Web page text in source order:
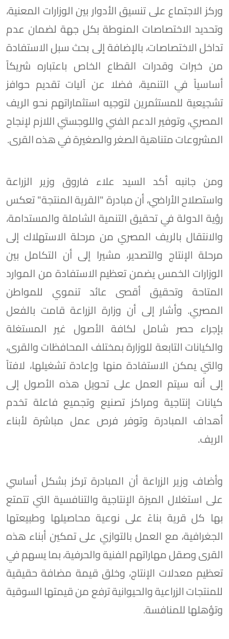
وركز الاجتماع على تنسيق الأدوار بين الوزارات المعنية،
وتحديد الاختصاصات المنوطة بكل جهة لضمان عدم
تداخل الاختصاصات، بالإضافة إلى بحث سبل الاستفادة
من خبرات وقدرات القطاع الخاص باعتباره شريكاً
أساسياً في التنمية، فضلا عن آليات تقديم حوافز
تشجيعية للمستثمرين لتوجيه استثماراتهم نحو الريف
المصري، وتوفير الدعم الفني واللوجستي اللازم لإنجاح
المشروعات متناهية الصغر والصغيرة في هذه القرى.
ومن جانبه أكد السيد علاء فاروق وزير الزراعة
واستصلاح الأراضي، أن مبادرة "القرية المنتجة" تعكس
رؤية الدولة في تحقيق التنمية الشاملة والمستدامة،
والانتقال بالريف المصري من مرحلة الاستهلاك إلى
مرحلة الإنتاج والتصدير، مشيرا إلى أن التكامل بين
الوزارات الخمس يضمن تعظيم الاستفادة من الموارد
المتاحة وتحقيق أقصى عائد تنموي للمواطن
المصري. وأشار إلى أن وزارة الزراعة قامت بالفعل
بإجراء حصر شامل لكافة الأصول غير المستغلة
والكيانات التابعة للوزارة بمختلف المحافظات والقرى،
والتي يمكن الاستفادة منها وإعادة تشغيلها، لافتاً
إلى أنه سيتم العمل على تحويل هذه الأصول إلى
كيانات إنتاجية ومراكز تصنيع وتجميع فاعلة تخدم
أهداف المبادرة وتوفر فرص عمل مباشرة لأبناء
الريف.
وأضاف وزير الزراعة أن المبادرة تركز بشكل أساسي
على استغلال الميزة الإنتاجية والتنافسية التي تتمتع
بها كل قرية بناءً على نوعية محاصيلها وطبيعتها
الجغرافية، مع العمل بالتوازي على تمكين أبناء هذه
القرى وصقل مهاراتهم الفنية والحرفية، بما يسهم في
تعظيم معدلات الإنتاج، وخلق قيمة مضافة حقيقية
للمنتجات الزراعية والحيوانية ترفع من قيمتها السوقية
وتؤهلها للمنافسة.